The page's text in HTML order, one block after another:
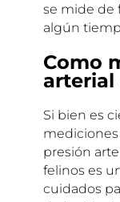
se mide de
algún
Como
arterial
Si bien es
mediciones
presión
felinos es
cuidados